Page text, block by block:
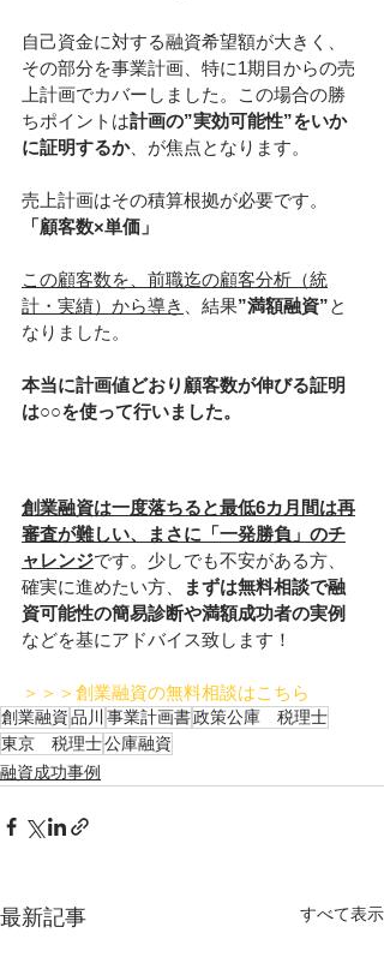
自己資金に対する融資希望額が大きく、
その部分を事業計画、特に1期目からの売
上計画でカバーしました。この場合の勝
ちポイントは計画の”実効可能性”をいか
に証明するか、が焦点となります。
売上計画はその積算根拠が必要です。
「顧客数×単価」
この顧客数を、前職迄の顧客分析（統
計・実績）から導き
、結果”満額融資”と
なりました。
本当に計画値どおり顧客数が伸びる証明
は○○を使って行いました。
創業融資は一度落ちると最低6カ月間は再
審査が難しい、まさに「一発勝負」のチ
ャレンジです。少しでも不安がある方、
確実に進めたい方、
まずは無料相談で融
資可能性の簡易診断や満額成功者の実例
などを基にアドバイス致します！
＞＞＞創業融資の無料相談はこちら
創業融資 品川 事業計画書政策公庫 税理士
東京 税理士公庫融資
融資成功事例
最新記事 すべて表示